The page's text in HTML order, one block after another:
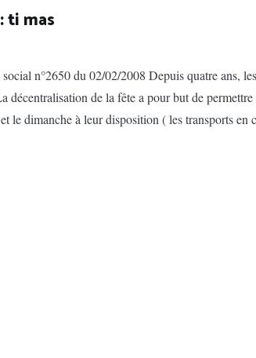
ti mas
n°2650 du 02/02/2008 Depuis quatre ans,
décentralisation de la fête a pour but de
le dimanche à leur disposition ( les transports en